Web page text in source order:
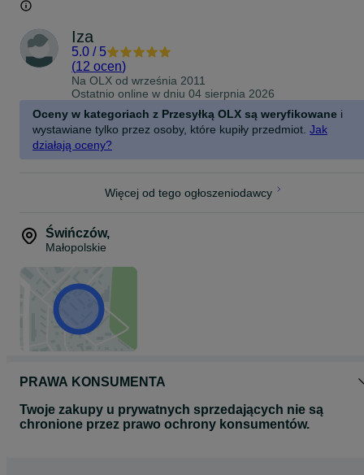
Iza
5.0 / 5
(12 ocen)
Na OLX od września 2011
Ostatnio online w dniu 04 sierpnia 2026
Oceny w kategoriach z Przesyłką OLX są weryfikowane i
wystawiane tylko przez osoby, które kupiły przedmiot. Jak
działają oceny?
Więcej od tego ogłoszeniodawcy
Świńczów,
Małopolskie
PRAWA KONSUMENTA
Twoje zakupy u prywatnych sprzedających nie są
chronione przez prawo ochrony konsumentów.